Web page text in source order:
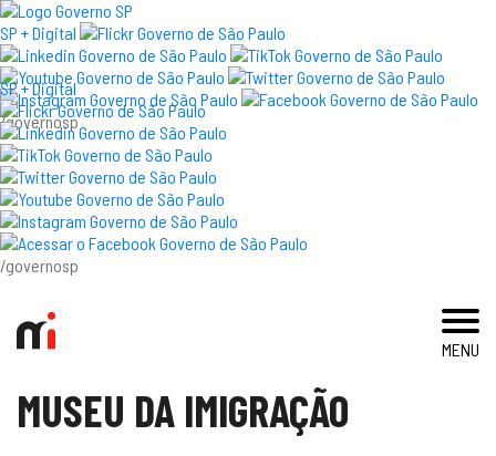
SP + Digital
/governosp
SP + Digital
/governosp
MENU
×
visite
exposições e eventos
acervo e pesquisa
museu
MUSEU DA IMIGRAÇÃO